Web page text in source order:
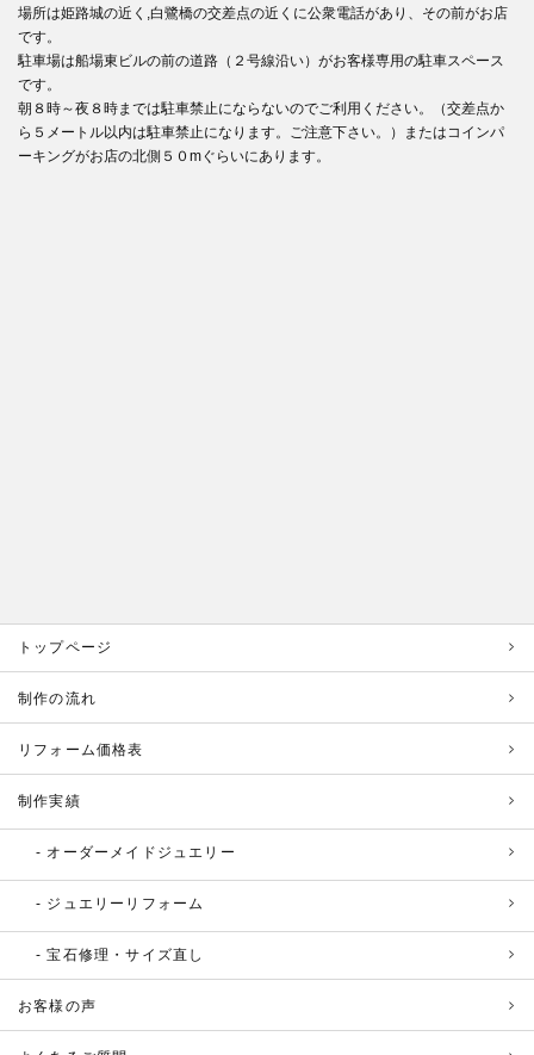
場所は姫路城の近く,白鷺橋の交差点の近くに公衆電話があり、その前がお店
です。
駐車場は船場東ビルの前の道路（２号線沿い）がお客様専用の駐車スペース
です。
朝８時～夜８時までは駐車禁止にならないのでご利用ください。（交差点か
ら５メートル以内は駐車禁止になります。ご注意下さい。）またはコインパ
ーキングがお店の北側５０mぐらいにあります。
トップページ
制作の流れ
リフォーム価格表
制作実績
オーダーメイドジュエリー
ジュエリーリフォーム
宝石修理・サイズ直し
お客様の声